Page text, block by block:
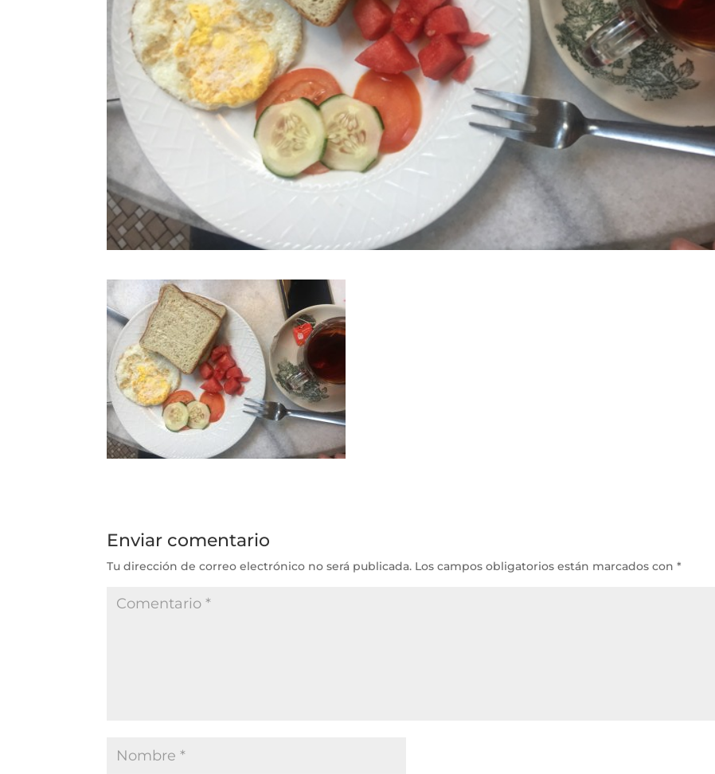
Enviar comentario
Tu dirección de correo electrónico no será publicada. Los campos obligatorios están marcados con*